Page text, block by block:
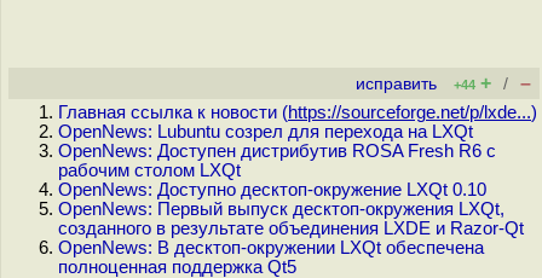
исправить +44 + / –
Главная ссылка к новости (https://sourceforge.net/p/lxde...)
OpenNews: Lubuntu созрел для перехода на LXQt
OpenNews: Доступен дистрибутив ROSA Fresh R6 с
рабочим столом LXQt
OpenNews: Доступно десктоп-окружение LXQt 0.10
OpenNews: Первый выпуск десктоп-окружения LXQt,
созданного в результате объединения LXDE и Razor-Qt
OpenNews: В десктоп-окружении LXQt обеспечена
полноценная поддержка Qt5